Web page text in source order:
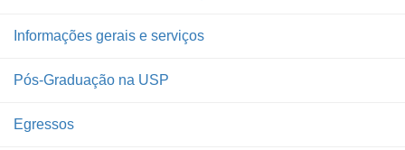
Informações gerais e serviços
Pós-Graduação na USP
Egressos